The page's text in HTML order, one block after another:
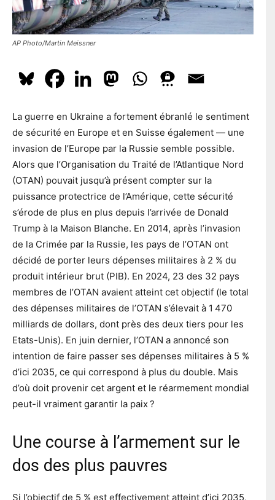
AP Photo/Martin Meissner
La guerre en Ukraine a fortement ébranlé le sentiment
de sécurité en Europe et en Suisse également — une
invasion de l’Europe par la Russie semble possible.
Alors que l’Organisation du Traité de l’Atlantique Nord
(OTAN) pouvait jusqu’à présent compter sur la
puissance protectrice de l’Amérique, cette sécurité
s’érode de plus en plus depuis l’arrivée de Donald
Trump à la Maison Blanche. En 2014, après l’invasion
de la Crimée par la Russie, les pays de l’OTAN ont
décidé de porter leurs dépenses militaires à 2 % du
produit intérieur brut (PIB). En 2024, 23 des 32 pays
membres de l’OTAN avaient atteint cet objectif (le total
des dépenses militaires de l’OTAN s’élevait à 1 470
milliards de dollars, dont près des deux tiers pour les
Etats-Unis). En juin dernier, l’OTAN a annoncé son
intention de faire passer ses dépenses militaires à 5 %
d’ici 2035, ce qui correspond à plus du double. Mais
d’où doit provenir cet argent et le réarmement mondial
peut-il vraiment garantir la paix ?
Une course à l’armement sur le
dos des plus pauvres
Si l’objectif de 5 % est effectivement atteint d’ici 2035,